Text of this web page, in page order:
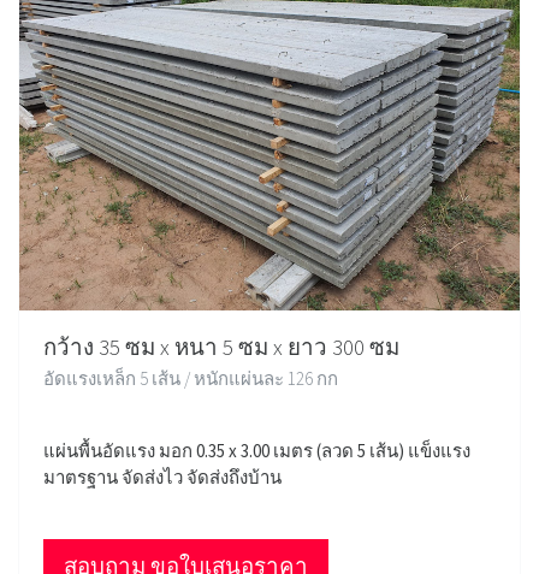
กว้าง 35 ซม x หนา 5 ซม x ยาว 300 ซม
อัดแรงเหล็ก 5 เส้น / หนักแผ่นละ 126 กก
แผ่นพื้นอัดแรง มอก 0.35 x 3.00 เมตร (ลวด 5 เส้น) แข็งแรง
มาตรฐาน จัดส่งไว จัดส่งถึงบ้าน
สอบถาม ขอใบเสนอราคา